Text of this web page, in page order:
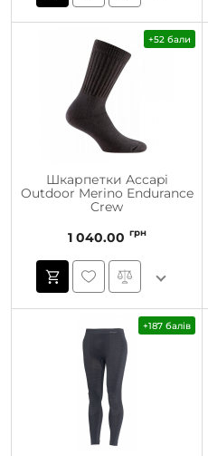
+52 бали
Шкарпетки Accapi
Outdoor Merino Endurance
Crew
1 040.00 грн
+187 балів